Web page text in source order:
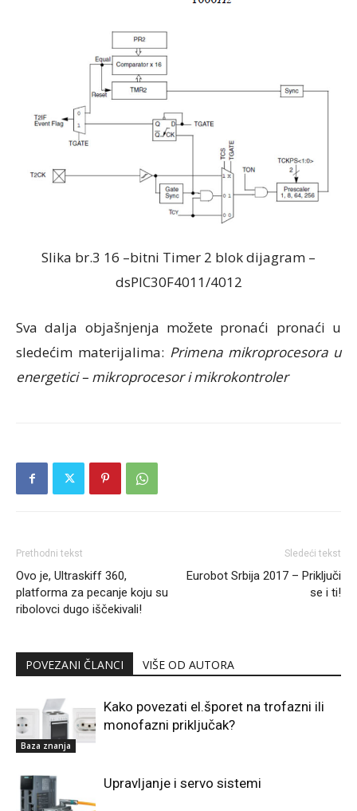
Slika br.3 16 –bitni Timer 2 blok dijagram –
dsPIC30F4011/4012
Sva dalja objašnjenja možete pronaći pronaći u
sledećim materijalima: Primena mikroprocesora u
energetici – mikroprocesor i mikrokontroler
Prethodni tekst
Ovo je, Ultraskiff 360,
platforma za pecanje koju su
ribolovci dugo iščekivali!
Sledeći tekst
Eurobot Srbija 2017 – Priključi
se i ti!
POVEZANI ČLANCI VIŠE OD AUTORA
Baza znanja
Kako povezati el.šporet na trofazni ili
monofazni priključak?
Upravljanje i servo sistemi